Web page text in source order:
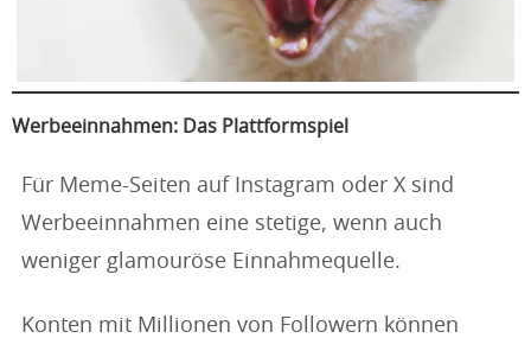
Werbeeinnahmen: Das Plattformspiel
Für Meme-Seiten auf Instagram oder X sind
Werbeeinnahmen eine stetige, wenn auch
weniger glamouröse Einnahmequelle.
Konten mit Millionen von Followern können